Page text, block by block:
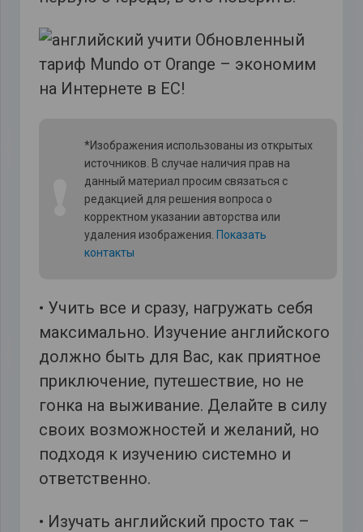
*Изображения использованы из открытых
источников. В случае наличия прав на
данный материал просим связаться с
редакцией для решения вопроса о
корректном указании авторства или
удаления изображения. Показать
контакты
• Учить все и сразу, нагружать себя
максимально. Изучение английского
должно быть для Вас, как приятное
приключение, путешествие, но не
гонка на выживание. Делайте в силу
своих возможностей и желаний, но
подходя к изучению системно и
ответственно.
• Изучать английский просто так –